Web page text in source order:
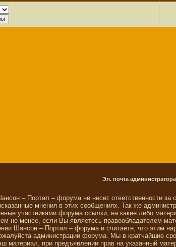
Эл. почта
– Портал – форума не несет ответственности
мнения в этих сообщениях. Так же
участниками форума ссылки, на какие либо
не менее, если Вы являетесь правообладателем
Шансон – Портал – форума и считаете, что этим
администрации форума. Мы в кратчайшие
материал, при предъявлении прав на указанный